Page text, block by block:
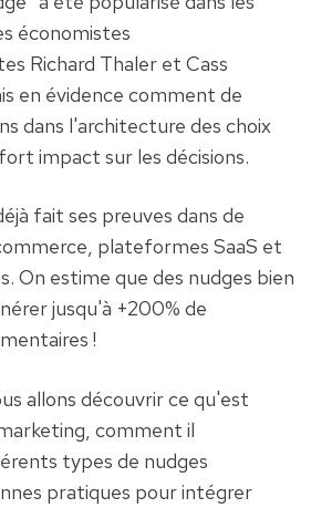
économistes
Richard Thaler et Cass
en évidence comment de
dans l'architecture des choix
impact sur les décisions.
fait ses preuves dans de
plateformes SaaS et
On estime que des nudges bien
jusqu'à +200% de
!
allons découvrir ce qu'est
comment il
types de nudges
pratiques pour intégrer